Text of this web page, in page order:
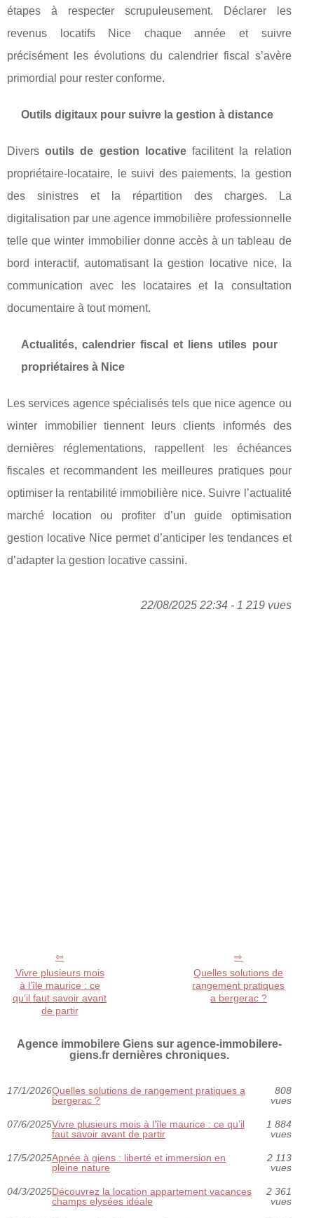
étapes à respecter scrupuleusement. Déclarer les
revenus locatifs Nice chaque année et suivre
précisément les évolutions du calendrier fiscal s’avère
primordial pour rester conforme.
Outils digitaux pour suivre la gestion à distance
Diversoutils de gestion locativefacilitent la relation
propriétaire-locataire, le suivi des paiements, la gestion
des sinistres et la répartition des charges. La
digitalisation par une agence immobilière professionnelle
telle que winter immobilier donne accès à un tableau de
bord interactif, automatisant la gestion locative nice, la
communication avec les locataires et la consultation
documentaire à tout moment.
Actualités, calendrier fiscal et liens utiles pour
propriétaires à Nice
Les services agence spécialisés tels que nice agence ou
winter immobilier tiennent leurs clients informés des
dernières réglementations, rappellent les échéances
fiscales et recommandent les meilleures pratiques pour
optimiser la rentabilité immobilière nice. Suivre l’actualité
marché location ou profiter d’un guide optimisation
gestion locative Nice permet d’anticiper les tendances et
d’adapter la gestion locative cassini.
22/08/2025 22:34 - 1 219 vues
Vivre plusieurs mois
à l’île maurice : ce
qu’il faut savoir avant
de partir
Quelles solutions de
rangement pratiques
a bergerac ?
Agence immobilere Giens sur agence-immobilere-
giens.fr dernières chroniques.
17/1/2026Quelles solutions de rangement pratiques a
bergerac ?
808
vues
07/6/2025Vivre plusieurs mois à l’île maurice : ce qu’il
faut savoir avant de partir
1 884
vues
17/5/2025Apnée à giens : liberté et immersion en
pleine nature
2 113
vues
04/3/2025Découvrez la location appartement vacances
champs elysées idéale
2 361
vues